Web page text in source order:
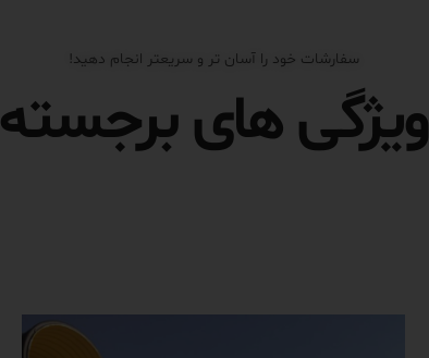
سفارشات خود را آسان تر و سریعتر انجام دهید!
ویژگی های برجسته